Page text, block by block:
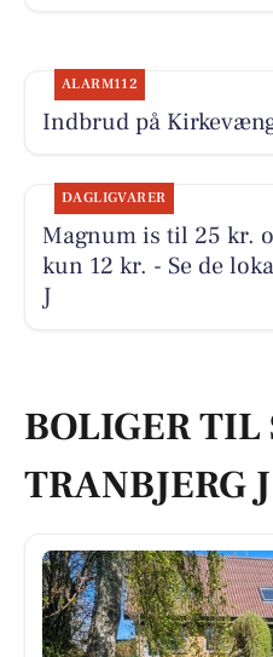
ALARM112
Indbrud på
DAGLIGVARER
Magnum is til 25 kr.
kun 12 kr. - Se de
J
BOLIGER TIL
TRANBJERG J